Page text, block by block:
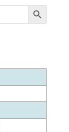
Botón de búsqueda